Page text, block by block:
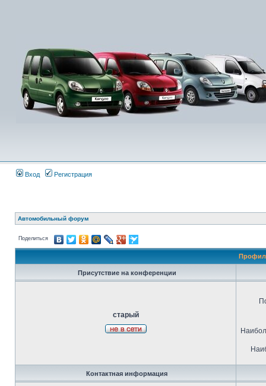
Вход Регистрация
Автомобильный форум
Поделиться
Присутствие на конференции
старый
Контактная информация